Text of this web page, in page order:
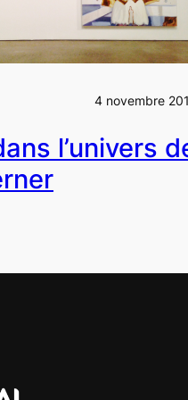
4 novembre
l’univers